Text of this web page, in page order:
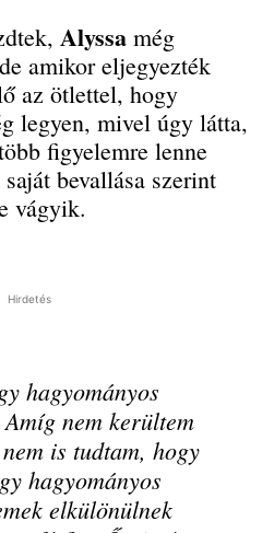
Alyssa még
amikor eljegyezték
az ötlettel, hogy
legyen, mivel úgy látta,
figyelemre lenne
bevallása szerint
vágyik.
Hirdetés
hagyományos
nem kerültem
is tudtam, hogy
hagyományos
elkülönülnek